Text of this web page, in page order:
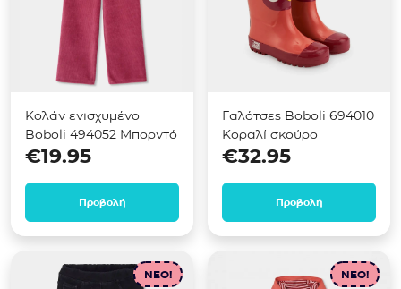
Κολάν ενισχυμένο
Boboli 494052 Μπορντό
€19.95
Προβολή
Γαλότσες Boboli 694010
Κοραλί σκούρο
€32.95
Προβολή
NEO! NEO!